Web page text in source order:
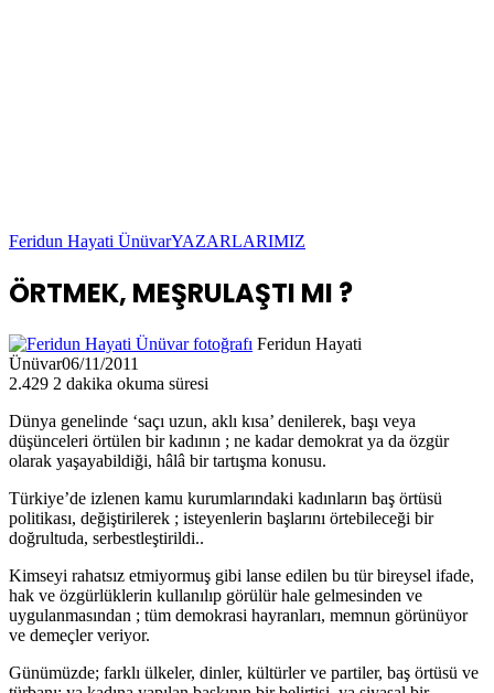
Feridun Hayati ÜnüvarYAZARLARIMIZ
ÖRTMEK, MEŞRULAŞTI MI ?
Feridun Hayati
Ünüvar06/11/2011
2.429 2 dakika okuma süresi
Dünya genelinde ‘saçı uzun, aklı kısa’ denilerek, başı veya
düşünceleri örtülen bir kadının ; ne kadar demokrat ya da özgür
olarak yaşayabildiği, hâlâ bir tartışma konusu.
Türkiye’de izlenen kamu kurumlarındaki kadınların baş örtüsü
politikası, değiştirilerek ; isteyenlerin başlarını örtebileceği bir
doğrultuda, serbestleştirildi..
Kimseyi rahatsız etmiyormuş gibi lanse edilen bu tür bireysel ifade,
hak ve özgürlüklerin kullanılıp görülür hale gelmesinden ve
uygulanmasından ; tüm demokrasi hayranları, memnun görünüyor
ve demeçler veriyor.
Günümüzde; farklı ülkeler, dinler, kültürler ve partiler, baş örtüsü ve